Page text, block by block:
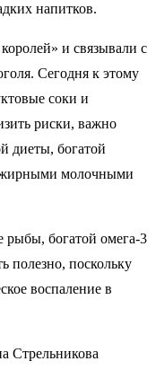
напитков.
и связывали с
Сегодня к этому
соки и
риски, важно
диеты, богатой
молочными
рыбы, богатой омега-3
полезно, поскольку
воспаление в
Стрельникова